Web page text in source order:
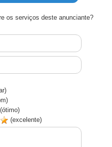
os serviços deste anunciante?
(ótimo)
(excelente)